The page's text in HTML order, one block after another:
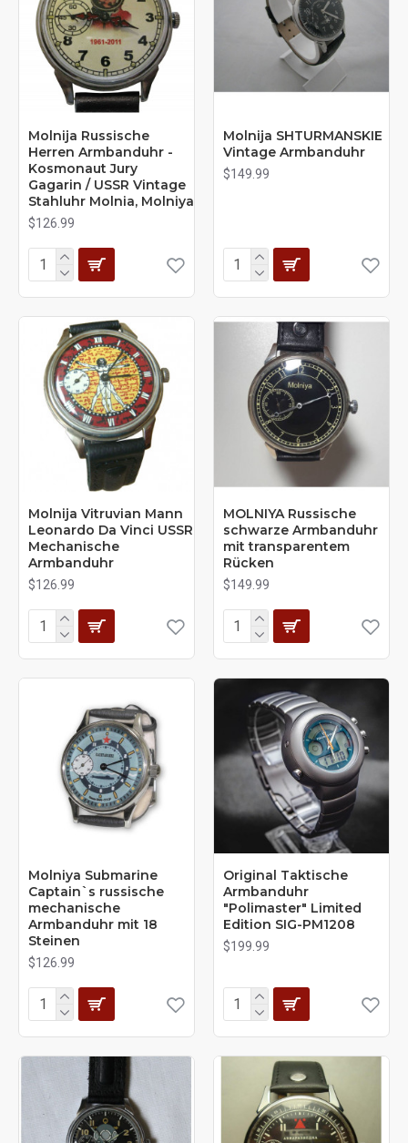
Molnija Russische
Herren Armbanduhr -
Kosmonaut Jury
Gagarin / USSR Vintage
Stahluhr Molnia, Molniya
$126.99
Molnija SHTURMANSKIE
Vintage Armbanduhr
$149.99
Molnija Vitruvian Mann
Leonardo Da Vinci USSR
Mechanische
Armbanduhr
$126.99
MOLNIYA Russische
schwarze Armbanduhr
mit transparentem
Rücken
$149.99
Molniya Submarine
Captain`s russische
mechanische
Armbanduhr mit 18
Steinen
$126.99
Original Taktische
Armbanduhr
"Polimaster" Limited
Edition SIG-РМ1208
$199.99